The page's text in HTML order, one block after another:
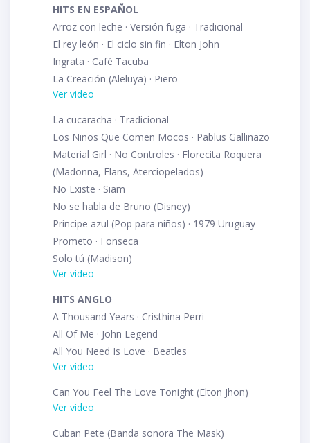
HITS EN ESPAÑOL
Arroz con leche · Versión fuga · Tradicional
El rey león · El ciclo sin fin · Elton John
Ingrata · Café Tacuba
La Creación (Aleluya) · Piero
Ver video
La cucaracha · Tradicional
Los Niños Que Comen Mocos · Pablus Gallinazo
Material Girl · No Controles · Florecita Roquera
(Madonna, Flans, Aterciopelados)
No Existe · Siam
No se habla de Bruno (Disney)
Principe azul (Pop para niños) · 1979 Uruguay
Prometo · Fonseca
Solo tú (Madison)
Ver video
HITS ANGLO
A Thousand Years · Cristhina Perri
All Of Me · John Legend
All You Need Is Love · Beatles
Ver video
Can You Feel The Love Tonight (Elton Jhon)
Ver video
Cuban Pete (Banda sonora The Mask)